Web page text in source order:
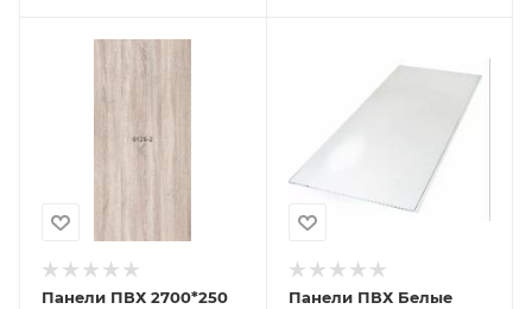
Панели ПВХ 2700*250
Панели ПВХ Белые